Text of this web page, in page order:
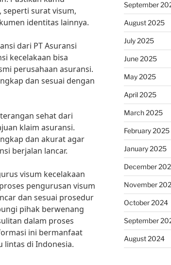
surat visum,
identitas lainnya.
dari PT Asuransi
kecelakaan bisa
perusahaan asuransi.
dan sesuai dengan
sehat dari
klaim asuransi.
dan akurat agar
berjalan lancar.
visum kecelakaan
pengurusan visum
dan sesuai prosedur
pihak berwenang
dalam proses
ini bermanfaat
lintas di Indonesia.
September
August 2025
July 2025
June 2025
May 2025
April 2025
March 2025
February 2025
January 2025
December
November
October 2024
September
August 2024